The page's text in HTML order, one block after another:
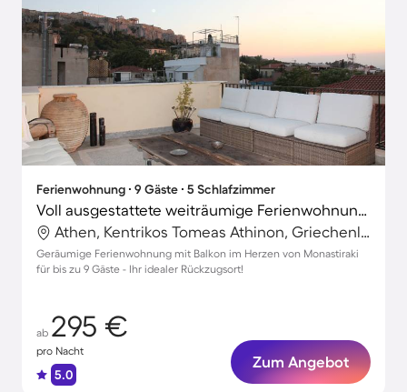
Ferienwohnung ∙ 9 Gäste ∙ 5 Schlafzimmer
Voll ausgestattete weiträumige Ferienwohnung mit Terrasse | Akropolis-Nähe | Stadtblick
Athen, Kentrikos Tomeas Athinon, Griechenland
Geräumige Ferienwohnung mit Balkon im Herzen von Monastiraki
für bis zu 9 Gäste - Ihr idealer Rückzugsort!
ab 295 €
pro Nacht
5.0
Zum Angebot